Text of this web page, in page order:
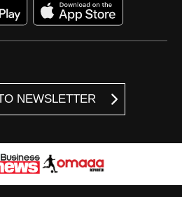
NEWSLETTER